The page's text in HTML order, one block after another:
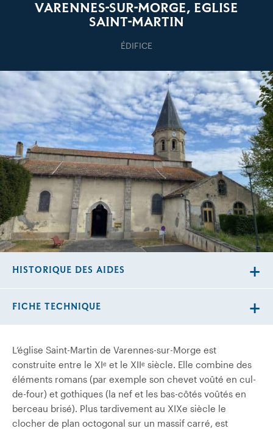
VARENNES-SUR-MORGE, EGLISE
SAINT-MARTIN
ÉDIFICE
L’église Saint-Martin de Varennes-sur-Morge est
construite entre le XIᵉ et le XIIᵉ siècle. Elle combine des
éléments romans (par exemple son chevet voûté en cul-
de-four) et gothiques (la nef et les bas-côtés voûtés en
berceau brisé). Plus tardivement au XIXe siècle le
clocher de plan octogonal sur un massif carré, est
HISTORIQUE DES AIDES
FICHE TECHNIQUE